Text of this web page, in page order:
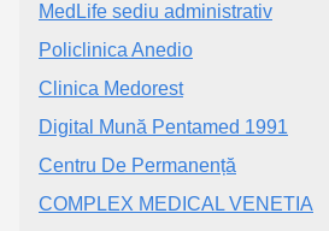
MedLife sediu administrativ
Policlinica Anedio
Clinica Medorest
Digital Mună Pentamed 1991
Centru De Permanență
COMPLEX MEDICAL VENETIA